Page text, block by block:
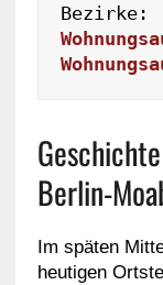
Berlin-
Im späten
heutigen